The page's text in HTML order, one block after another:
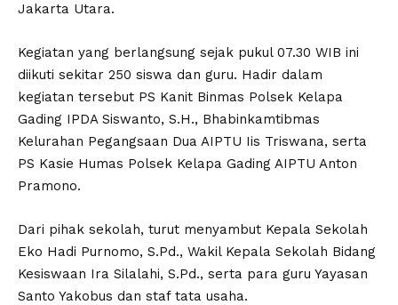
Jakarta Utara.
Kegiatan yang berlangsung sejak pukul 07.30 WIB ini
diikuti sekitar 250 siswa dan guru. Hadir dalam
kegiatan tersebut PS Kanit Binmas Polsek Kelapa
Gading IPDA Siswanto, S.H., Bhabinkamtibmas
Kelurahan Pegangsaan Dua AIPTU Iis Triswana, serta
PS Kasie Humas Polsek Kelapa Gading AIPTU Anton
Pramono.
Dari pihak sekolah, turut menyambut Kepala Sekolah
Eko Hadi Purnomo, S.Pd., Wakil Kepala Sekolah Bidang
Kesiswaan Ira Silalahi, S.Pd., serta para guru Yayasan
Santo Yakobus dan staf tata usaha.